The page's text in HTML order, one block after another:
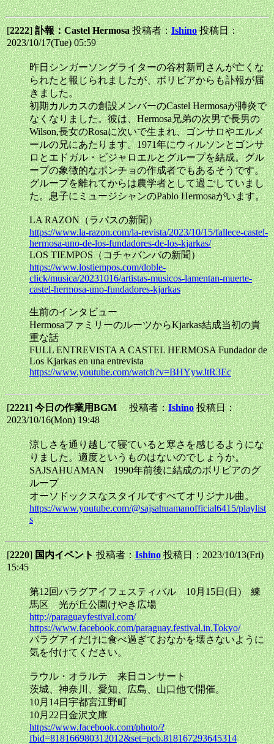
[2222]訃報：Castel Hermosa投稿者：Ishino 投稿日：
2023/10/17(Tue) 05:59
昨日シンガーソングライターの谷村新司さんが亡くな
られたと報じられましたが、ボリビアからも訃報が届
きました。
初期カルカスの創設メンバーのCastel Hermosaが肺炎で
なくなりました。彼は、Hermosa兄弟の次男で長男の
Wilson,長女のRosaに次いで生まれ、ゴンサロやエルメ
ールの兄にあたります。1971年にウィルソンとゴンサ
ロとエドガル・ビジャロエルとグループを結成。グル
ープの象徴的なポンチョの作成者でもあるそうです。
グループを離れてからは農学者として過ごしていまし
た。息子にミュージシャンのPablo Hermosaがいます。
LA RAZON（ラパスの新聞）
https://www.la-razon.com/la-revista/2023/10/15/fallece-castel-
hermosa-uno-de-los-fundadores-de-los-kjarkas/
LOS TIEMPOS（コチャバンバの新聞）
https://www.lostiempos.com/doble-
click/musica/20231016/artistas-musicos-lamentan-muerte-
castel-hermosa-uno-fundadores-kjarkas
生前のインタビュー
HermosaファミリーのルーツからKjarkas結成当初の貴
重な話
FULL ENTREVISTA A CASTEL HERMOSA Fundador de
Los Kjarkas en una entrevista
https://www.youtube.com/watch?v=BHYywJtR3Ec
[2221]今日の作業用BGM投稿者：Ishino 投稿日：
2023/10/16(Mon) 19:48
涼しさを通り越して寝ていると寒さを感じるようにな
りました。適度というものはないのでしょうか。
SAJSAHUAMAN 1990年前後に結成のボリビアのグ
ループ
オーソドックスなスタイルですべてオリジナル曲。
https://www.youtube.com/@sajsahuamanofficial6415/playlist
s
[2220]国内イベント投稿者：Ishino 投稿日：2023/10/13(Fri)
15:45
第12回パラグアイフェスティバル 10月15日(日) 練
馬区 光が丘公園けやき広場
http://paraguayfestival.com/
https://www.facebook.com/paraguay.festival.in.Tokyo/
パラグアイだけに食べ過ぎておなかを壊さないように
気を付けてください。
ラウル・オラルテ 来日コンサート
茨城、神奈川、愛知、広島、山口他で開催。
10月14日宇都宮江野町
10月22日金沢文庫
https://www.facebook.com/photo/?
fbid=818166980312012&set=pcb.818167293645314